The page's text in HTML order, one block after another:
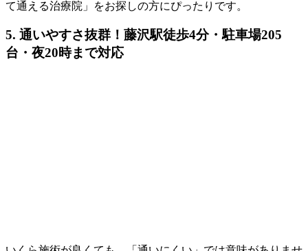
て通える治療院」をお探しの方にぴったりです。
5. 通いやすさ抜群！藤沢駅徒歩4分・駐車場205
台・夜20時まで対応